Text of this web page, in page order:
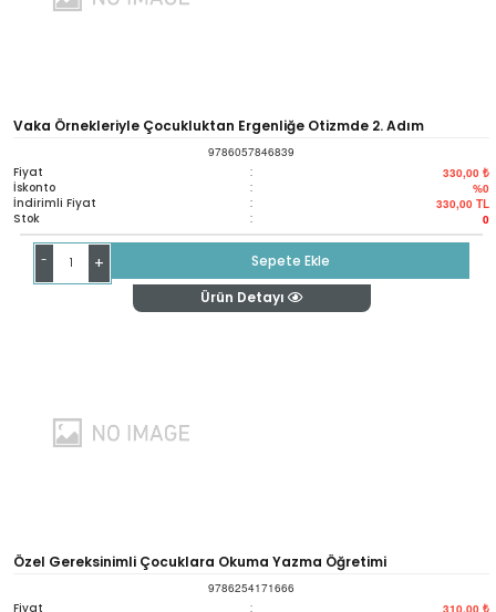
Vaka Örnekleriyle Çocukluktan Ergenliğe Otizmde 2. Adım
9786057846839
Fiyat : 330,00 ₺
İskonto : %0
İndirimli Fiyat : 330,00 TL
Stok : 0
- +
Sepete Ekle
Ürün Detayı
Özel Gereksinimli Çocuklara Okuma Yazma Öğretimi
9786254171666
Fiyat : 310,00 ₺